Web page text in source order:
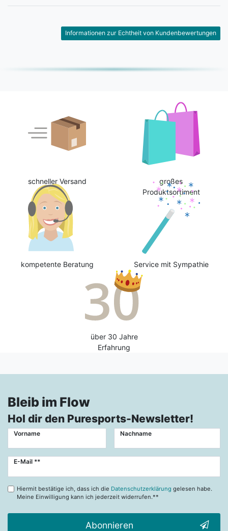
Informationen zur Echtheit von Kundenbewertungen
schneller Versand
großes
Produktsortiment
kompetente Beratung Service mit Sympathie
über 30 Jahre
Erfahrung
Bleib im Flow
Hol dir den Puresports-Newsletter!
Vorname Nachname
E-Mail **
Newsletter
Hiermit bestätige ich, dass ich die Datenschutzerklärung gelesen habe.
Meine Einwilligung kann ich jederzeit widerrufen.**
Abonnieren